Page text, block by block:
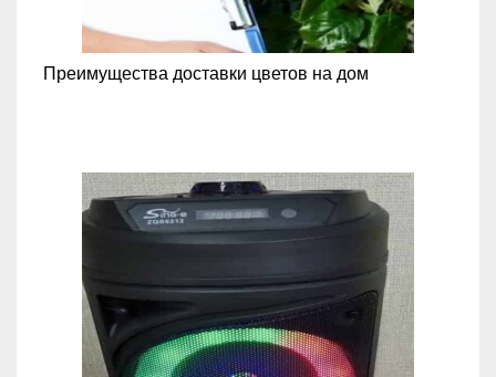
Преимущества доставки цветов на дом